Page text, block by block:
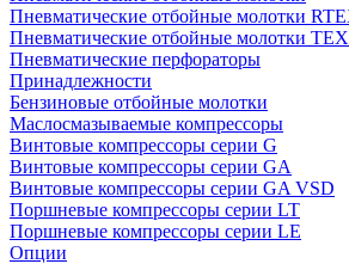
Пневматические отбойные молотки
Пневматические отбойные молотки TEX
Пневматические перфораторы
Принадлежности
Бензиновые отбойные молотки
Маслосмазываемые компрессоры
Винтовые компрессоры серии G
Винтовые компрессоры cерии GA
Винтовые компрессоры cерии GA VSD
Поршневые компрессоры серии LT
Поршневые компрессоры серии LE
Опции